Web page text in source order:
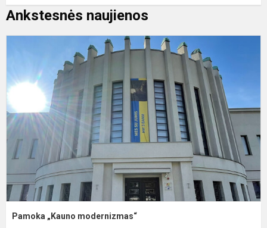
Ankstesnės naujienos
Pamoka „Kauno modernizmas“